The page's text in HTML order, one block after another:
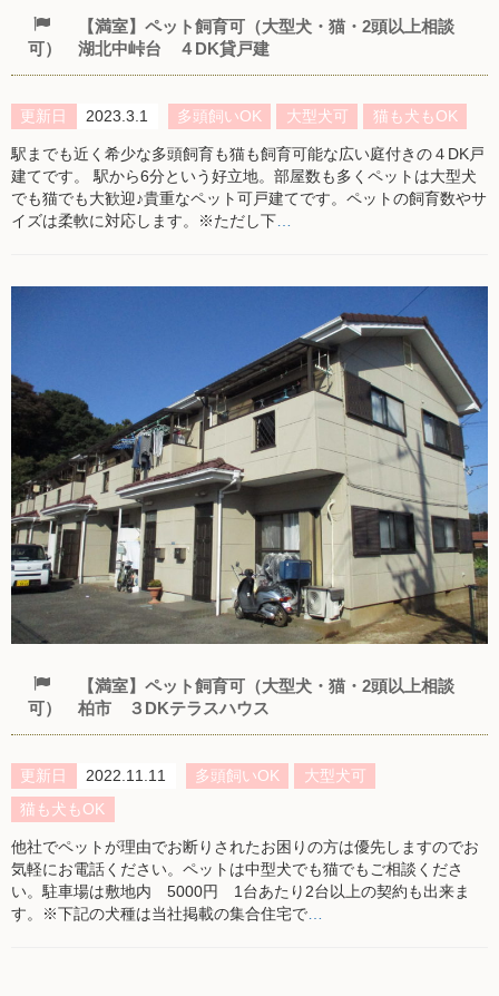
【満室】ペット飼育可（大型犬・猫・2頭以上相談
可） 湖北中峠台 ４DK貸戸建
更新日 2023.3.1 多頭飼いOK 大型犬可 猫も犬もOK
駅までも近く希少な多頭飼育も猫も飼育可能な広い庭付きの４DK戸
建てです。 駅から6分という好立地。部屋数も多くペットは大型犬
でも猫でも大歓迎♪貴重なペット可戸建てです。ペットの飼育数やサ
イズは柔軟に対応します。※ただし下…
【満室】ペット飼育可（大型犬・猫・2頭以上相談
可） 柏市 ３DKテラスハウス
更新日 2022.11.11 多頭飼いOK
大型犬可
猫も犬もOK
他社でペットが理由でお断りされたお困りの方は優先しますのでお
気軽にお電話ください。ペットは中型犬でも猫でもご相談くださ
い。駐車場は敷地内 5000円 1台あたり2台以上の契約も出来ま
す。※下記の犬種は当社掲載の集合住宅で…